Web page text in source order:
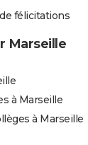
félicitations
Marseille
à Marseille
à Marseille